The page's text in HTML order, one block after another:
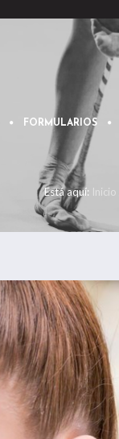
FORMULARIOS
Está aquí: Inicio